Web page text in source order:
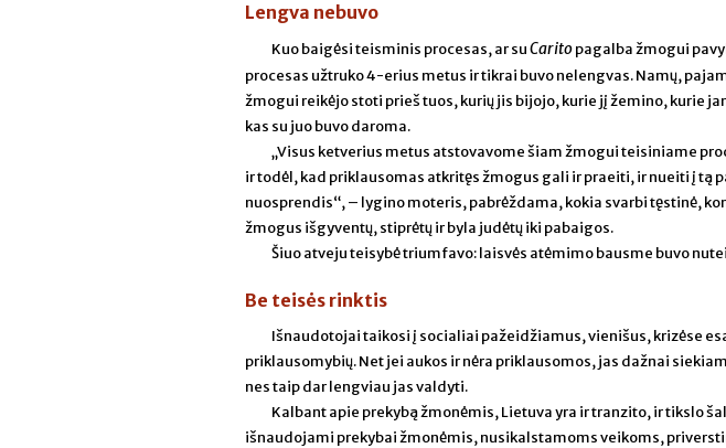
Lengva nebuvo
Kuo baigėsi teisminis procesas, ar suCaritopagalba žmogui
procesas užtruko 4-erius metus ir tikrai buvo nelengvas. Namų,
žmogui reikėjo stoti prieš tuos, kurių jis bijojo, kurie jį žemino, kurie
kas su juo buvo daroma.
„Visus ketverius metus atstovavome šiam žmogui teisiniame
ir todėl, kad priklausomas atkritęs žmogus gali ir praeiti, ir nueiti į tą
nuosprendis“, – lygino moteris, pabrėždama, kokia svarbi tęstinė,
žmogus išgyventų, stiprėtų ir byla judėtų iki pabaigos.
Šiuo atveju teisybė triumfavo: laisvės atėmimo bausme buvo
Be teisės rinktis
Išnaudotojai taikosi į socialiai pažeidžiamus, vienišus, krizėse
priklausomybių. Net jei aukos ir nėra priklausomos, jas dažnai
nes taip dar lengviau jas valdyti.
Kalbant apie prekybą žmonėmis, Lietuva yra ir tranzito, ir tikslo
išnaudojami prekybai žmonėmis, nusikalstamoms veikoms,